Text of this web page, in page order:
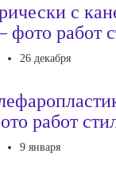
с
работ
26 декабря
работ
9 января